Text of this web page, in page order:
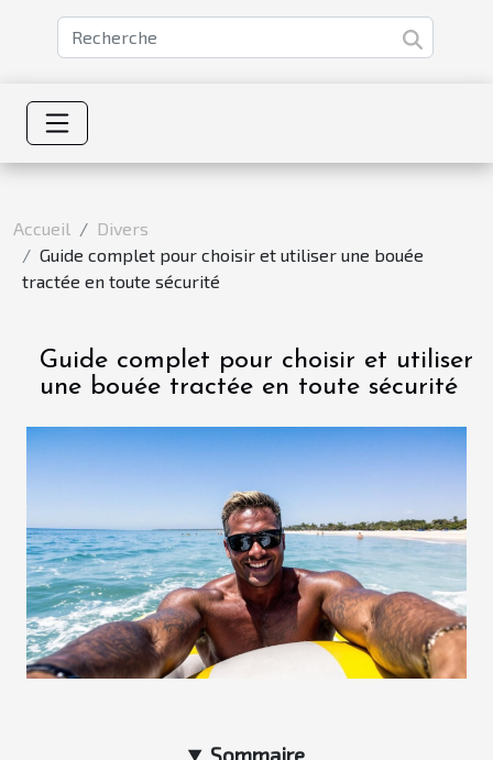
Accueil
Divers
Guide complet pour choisir et utiliser une bouée
tractée en toute sécurité
Guide complet pour choisir et utiliser
une bouée tractée en toute sécurité
Sommaire